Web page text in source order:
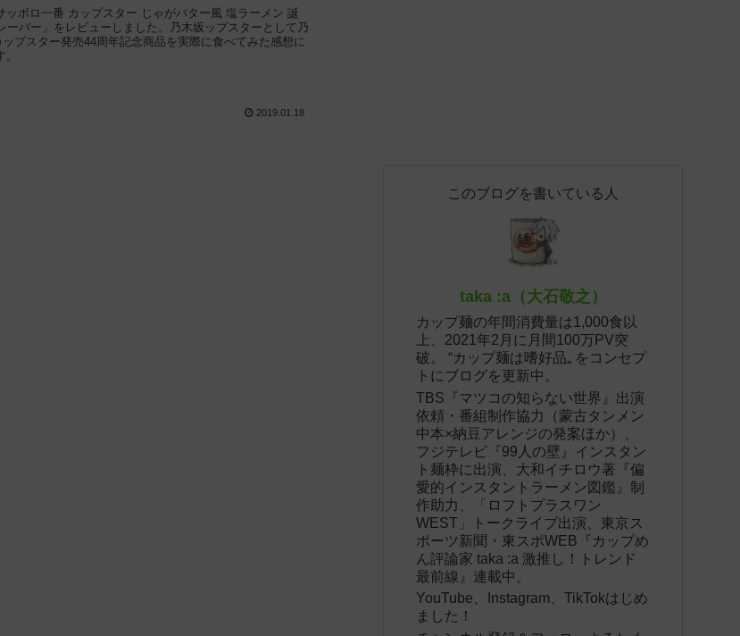
ッポロ一番 カップスター じゃがバター風 塩ラーメン 誕
ーバー」をレビューしました。乃木坂ップスターとして乃
プスター発売44周年記念商品を実際に食べてみた感想に
2019.01.18
このブログを書いている人
taka :a（大石敬之）
カップ麺の年間消費量は1,000食以
上、2021年2月に月間100万PV突
破。 “カップ麺は嗜好品„ をコンセプ
トにブログを更新中。
TBS『マツコの知らない世界』出演
依頼・番組制作協力（蒙古タンメン
中本×納豆アレンジの発案ほか）、
フジテレビ『99人の壁』インスタン
ト麺枠に出演、大和イチロウ著『偏
愛的インスタントラーメン図鑑』制
作助力、「ロフトプラスワン
WEST」トークライブ出演、東京ス
ポーツ新聞・東スポWEB『カップめ
ん評論家 taka :a 激推し！トレンド
最前線』連載中。
YouTube、Instagram、TikTokはじめ
ました！